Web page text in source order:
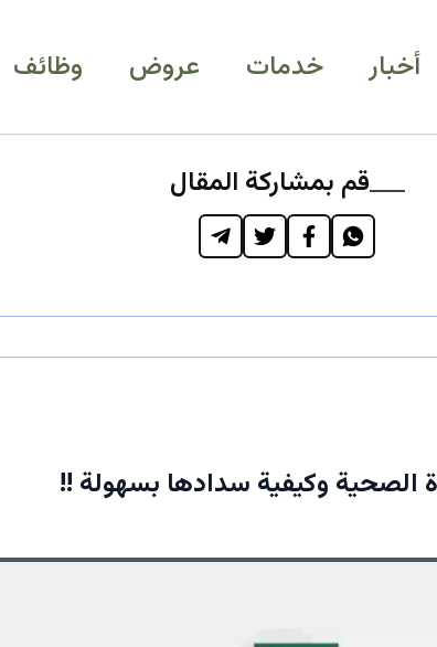
أخبار خدمات عروض وظائف
قم بمشاركة المقال
الصحية وكيفية سدادها بسهولة !!